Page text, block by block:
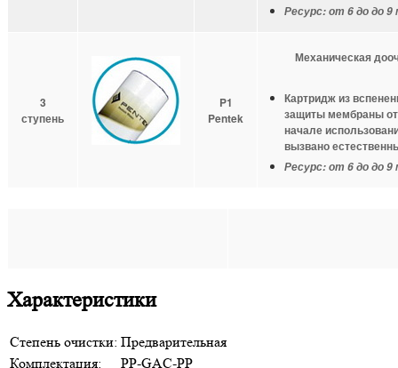
Ресурс:от 6 до до 9
3
ступень
P1
Pentek
Механическая
Картридж из
защиты мембраны от
начале
вызвано
Ресурс:от 6 до до 9
Характеристики
Степень очистки: Предварительная
Комплектация:
PP-GAC-PP